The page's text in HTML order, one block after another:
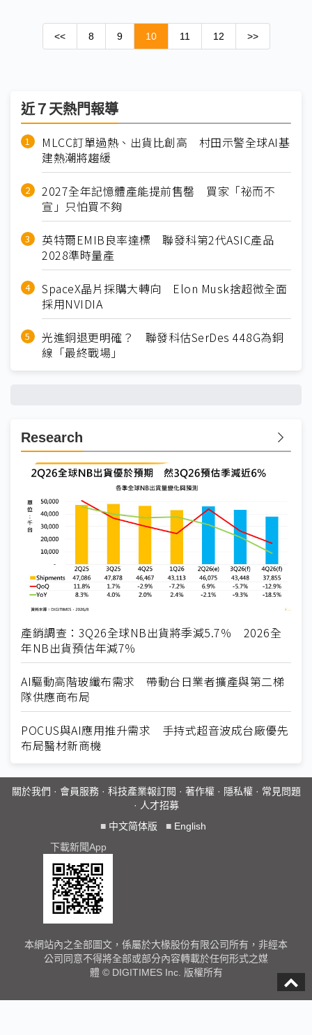
<< 8 9 10 11 12 >>
近７天熱門報導
MLCC訂單過熱、出貨比創高 村田示警全球AI基
建熱潮將趨緩
2027全年記憶體產能提前售罄 買家「祕而不
宣」只怕買不夠
英特爾EMIB良率達標 聯發科第2代ASIC產品
2028準時量產
SpaceX晶片採購大轉向 Elon Musk捨超微全面
採用NVIDIA
光進銅退更明確？ 聯發科估SerDes 448G為銅
線「最終戰場」
Research
產銷調查：3Q26全球NB出貨將季減5.7％ 2026全
年NB出貨預估年減7％
AI驅動高階玻纖布需求 帶動台日業者擴產與第二梯
隊供應商布局
POCUS與AI應用推升需求 手持式超音波成台廠優先
布局醫材新商機
關於我們 · 會員服務· 科技產業報訂閱 · 著作權· 隱私權· 常見問題
· 人才招募
■ 中文简体版 ■ English
下載新聞App
本網站內之全部圖文，係屬於大椽股份有限公司所有，非經本
公司同意不得將全部或部分內容轉載於任何形式之媒
體 © DIGITIMES Inc. 版權所有